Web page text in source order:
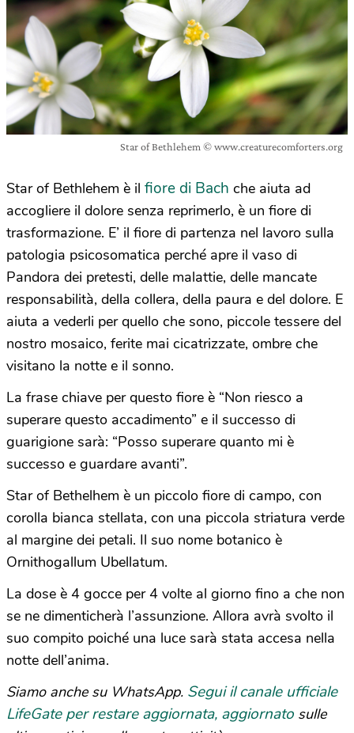
Star of Bethlehem © www.creaturecomforters.org
Star of Bethlehem è il fiore di Bach che aiuta ad
accogliere il dolore senza reprimerlo, è un fiore di
trasformazione. E’ il fiore di partenza nel lavoro sulla
patologia psicosomatica perché apre il vaso di
Pandora dei pretesti, delle malattie, delle mancate
responsabilità, della collera, della paura e del dolore. E
aiuta a vederli per quello che sono, piccole tessere del
nostro mosaico, ferite mai cicatrizzate, ombre che
visitano la notte e il sonno.
La frase chiave per questo fiore è “Non riesco a
superare questo accadimento” e il successo di
guarigione sarà: “Posso superare quanto mi è
successo e guardare avanti”.
Star of Bethelhem è un piccolo fiore di campo, con
corolla bianca stellata, con una piccola striatura verde
al margine dei petali. Il suo nome botanico è
Ornithogallum Ubellatum.
La dose è 4 gocce per 4 volte al giorno fino a che non
se ne dimenticherà l’assunzione. Allora avrà svolto il
suo compito poiché una luce sarà stata accesa nella
notte dell’anima.
Siamo anche su WhatsApp. Segui il canale ufficiale
LifeGate per restare aggiornata, aggiornato sulle